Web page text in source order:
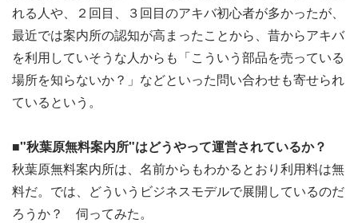
れる人や、２回目、３回目のアキバ初心者が多かったが、
最近では案内所の認知が高まったことから、昔からアキバ
を利用していそうな人からも「こういう部品を売っている
場所を知らないか？」などといった問い合わせも寄せられ
ているという。
■"秋葉原無料案内所"はどうやって運営されているか？
秋葉原無料案内所は、名前からもわかるとおり利用料は無
料だ。では、どういうビジネスモデルで展開しているのだ
ろうか？ 伺ってみた。